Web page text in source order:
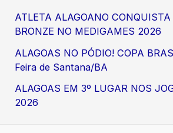
ATLETA ALAGOANO
BRONZE NO MEDIGAMES 2026
ALAGOAS NO PÓDIO! COPA
Feira de Santana/BA
ALAGOAS EM 3º LUGAR NOS
2026